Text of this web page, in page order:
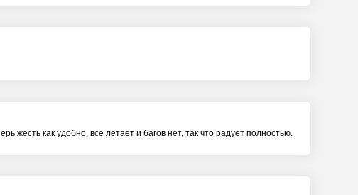
жесть как удобно, все летает и багов нет, так что радует полностью.